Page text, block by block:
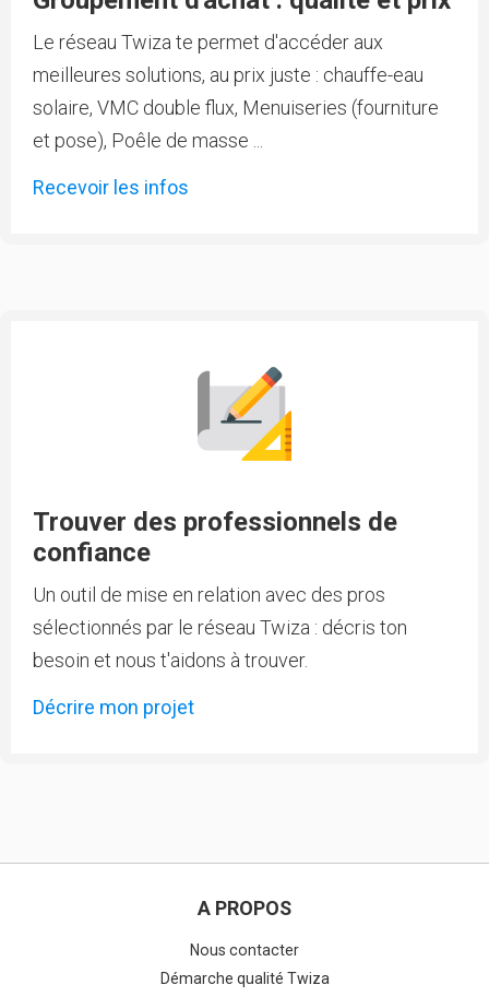
Le réseau Twiza te permet d'accéder aux
meilleures solutions, au prix juste : chauffe-eau
solaire, VMC double flux, Menuiseries (fourniture
et pose), Poêle de masse ...
Recevoir les infos
Trouver des professionnels de
confiance
Un outil de mise en relation avec des pros
sélectionnés par le réseau Twiza : décris ton
besoin et nous t'aidons à trouver.
Décrire mon projet
A PROPOS
Nous contacter
Démarche qualité Twiza